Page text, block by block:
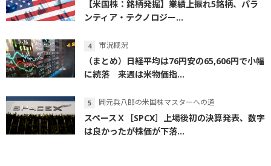
【米国株：銘柄発掘】業績上振れ5銘柄、パラ
ンティア・テクノロジー...
市況概況
（まとめ）日経平均は76円安の65,606円で小幅
に続落 来週は米物価指...
岡元兵八郎の米国株マスターへの道
スペースＸ［SPCX］上場後初の決算発表、数字
は良かったが株価が下落...